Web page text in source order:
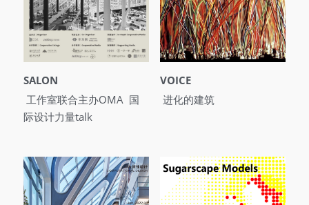
SALON
际设计力量talk
VOICE
进化的建筑